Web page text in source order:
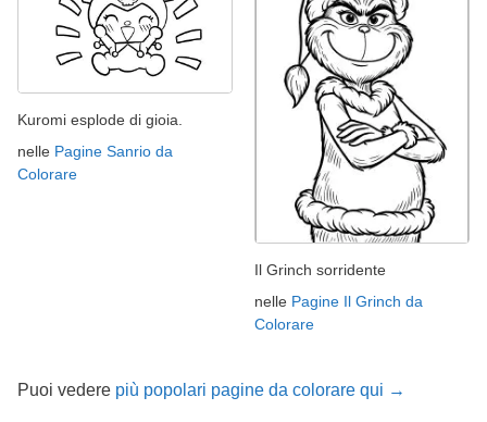
Kuromi esplode di gioia.
nelle Pagine Sanrio da
Colorare
Il Grinch sorridente
nelle Pagine Il Grinch da
Colorare
Puoi vedere più popolari pagine da colorare qui →